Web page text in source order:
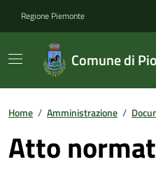
Regione Piemonte
Comune di
Home / Amministrazione /
Atto